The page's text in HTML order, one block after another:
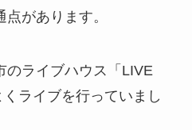
があります。
のライブハウス「LIVE
ライブを行っていまし